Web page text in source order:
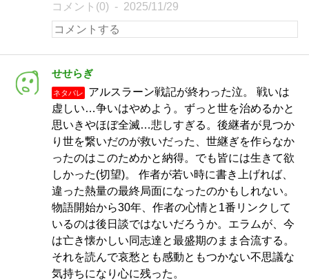
コメント(0) 2025/11/29
せせらぎ
ネタバレ
アルスラーン戦記が終わった泣。 戦いは
虚しい…争いはやめよう。ずっと世を治めるかと
思いきやほぼ全滅…悲しすぎる。後継者が見つか
り世を繋いだのが救いだった、世継ぎを作らなか
ったのはこのためかと納得。でも皆には生きて欲
しかった(切望)。 作者が若い時に書き上げれば、
違った熱量の最終局面になったのかもしれない。
物語開始から30年、作者の心情と1番リンクして
いるのは後日談ではないだろうか。エラムが、今
は亡き懐かしい同志達と最盛期のまま合流する。
それを読んで哀愁とも感動ともつかない不思議な
気持ちになり心に残った。